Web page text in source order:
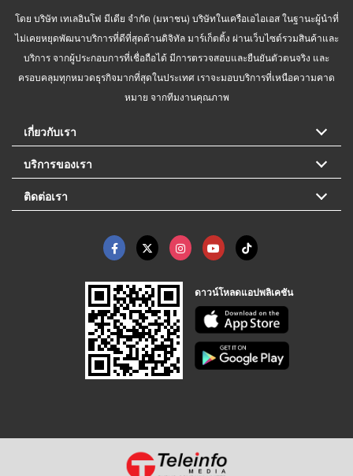
โดย บริษัท เทเลอินโฟ มีเดีย จำกัด (มหาชน) บริษัทในเครือเอไอเอส ในฐานะผู้นำที่
ไม่เคยหยุดพัฒนาบริการที่ดีที่สุดด้านดิจิทัล มาร์เก็ตติ้ง ผ่านเว็บไซต์รวมสินค้าและ
บริการ จากผู้ประกอบการที่เชื่อถือได้ มีการตรวจสอบและยืนยันตัวตนจริง และ
ครอบคลุมทุกหมวดธุรกิจมากที่สุดในประเทศ เราจะมอบบริการที่เหนือความคาด
หมาย จากทีมงานคุณภาพ
เกี่ยวกับเรา
บริการของเรา
ติดต่อเรา
ดาวน์โหลดแอปพลิเคชัน